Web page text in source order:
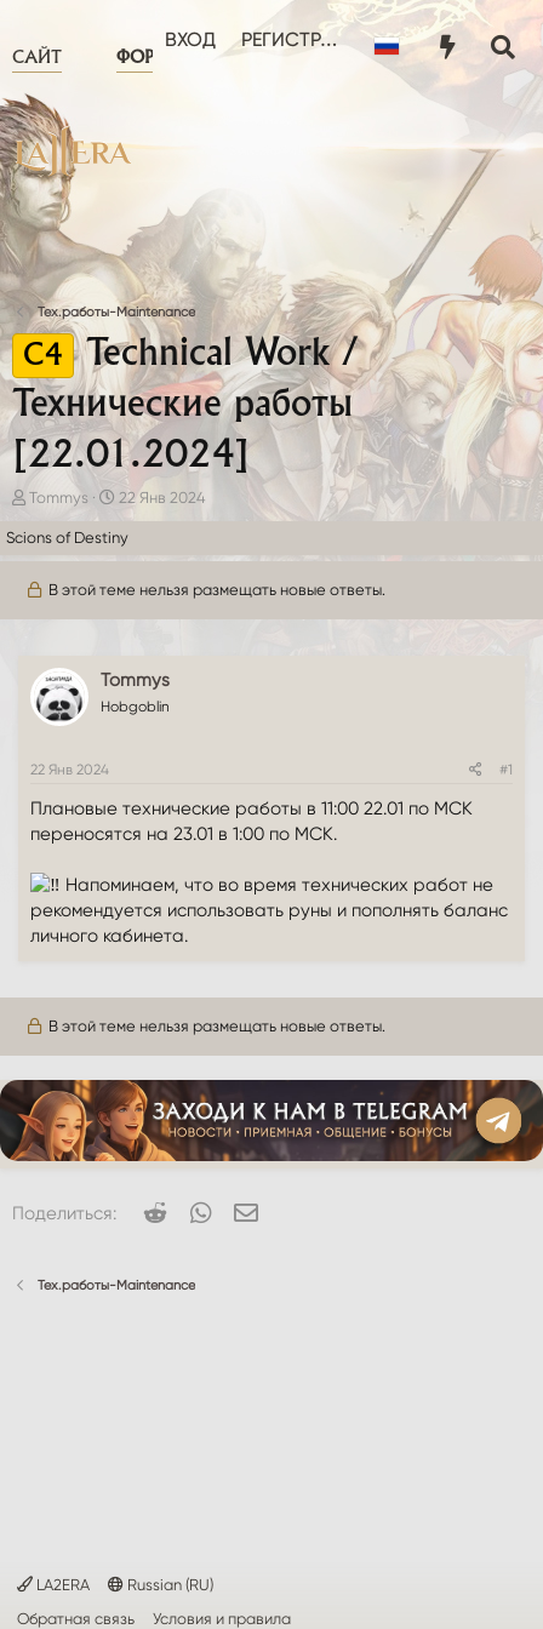
САЙТ ФОРУМ
ЧТО НОВОГО?
ВХОД РЕГИСТРАЦИЯ
Тех.работы-Maintenance
C4
Technical Work /
Технические работы
[22.01.2024]
А
т
р
Tommys
Д
т
н
л
22 Янв 2024
Scions of Destiny
В этой теме нельзя размещать новые ответы.
Tommys
Hobgoblin
22 Янв 2024 #1
Плановые технические работы в 11:00 22.01 по МСК
переносятся на 23.01 в 1:00 по МСК.
Напоминаем, что во время технических работ не
рекомендуется использовать руны и пополнять баланс
личного кабинета.
В этой теме нельзя размещать новые ответы.
Поделиться: Reddit WhatsApp
Тех.работы-Maintenance
LA2ERA
Russian (RU)
Обратная связь
Условия и правила